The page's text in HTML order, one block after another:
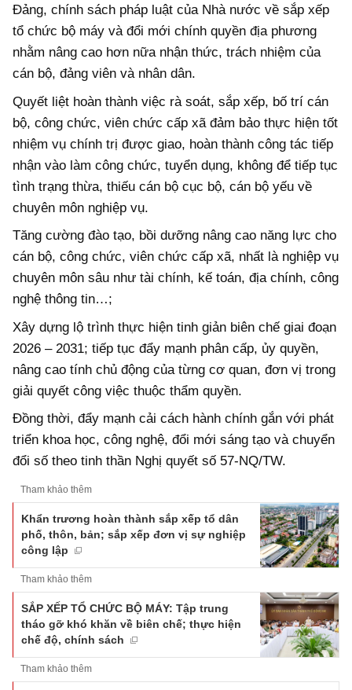
Đảng, chính sách pháp luật của Nhà nước về sắp xếp
tổ chức bộ máy và đổi mới chính quyền địa phương
nhằm nâng cao hơn nữa nhận thức, trách nhiệm của
cán bộ, đảng viên và nhân dân.
Quyết liệt hoàn thành việc rà soát, sắp xếp, bố trí cán
bộ, công chức, viên chức cấp xã đảm bảo thực hiện tốt
nhiệm vụ chính trị được giao, hoàn thành công tác tiếp
nhận vào làm công chức, tuyển dụng, không để tiếp tục
tình trạng thừa, thiếu cán bộ cục bộ, cán bộ yếu về
chuyên môn nghiệp vụ.
Tăng cường đào tạo, bồi dưỡng nâng cao năng lực cho
cán bộ, công chức, viên chức cấp xã, nhất là nghiệp vụ
chuyên môn sâu như tài chính, kế toán, địa chính, công
nghệ thông tin…;
Xây dựng lộ trình thực hiện tinh giản biên chế giai đoạn
2026 – 2031; tiếp tục đẩy mạnh phân cấp, ủy quyền,
nâng cao tính chủ động của từng cơ quan, đơn vị trong
giải quyết công việc thuộc thẩm quyền.
Đồng thời, đẩy mạnh cải cách hành chính gắn với phát
triển khoa học, công nghệ, đổi mới sáng tạo và chuyển
đổi số theo tinh thần Nghị quyết số 57-NQ/TW.
Tham khảo thêm
Khẩn trương hoàn thành sắp xếp tổ dân
phố, thôn, bản; sắp xếp đơn vị sự nghiệp
công lập
Tham khảo thêm
SẮP XẾP TỔ CHỨC BỘ MÁY: Tập trung
tháo gỡ khó khăn về biên chế; thực hiện
chế độ, chính sách
Tham khảo thêm